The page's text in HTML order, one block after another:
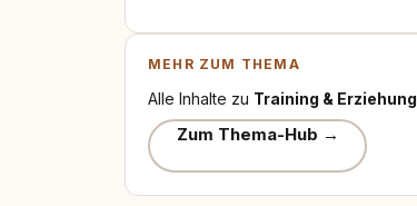
MEHR ZUM THEMA
Alle Inhalte zu Training & Erziehung
Zum Thema-Hub →